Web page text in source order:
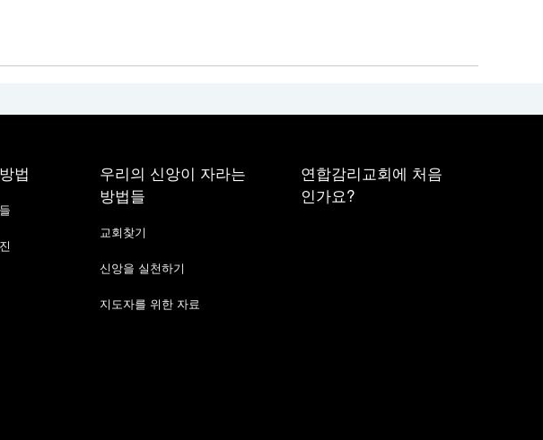
법
우리의 신앙이 자라는
방법들
교회찾기
신앙을 실천하기
지도자를 위한 자료
연합감리교회에 처음
인가요?